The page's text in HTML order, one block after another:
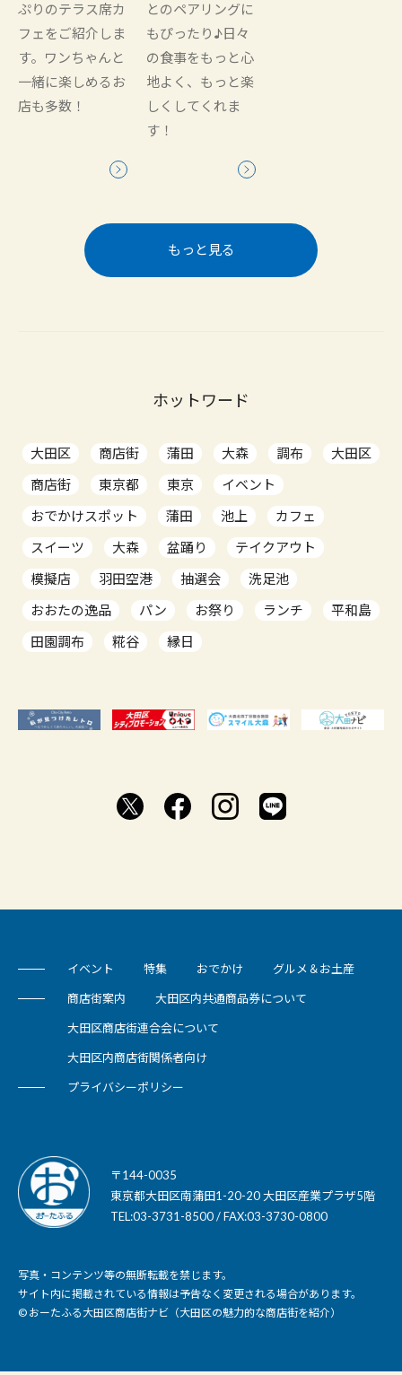
ぷりのテラス席カ
フェをご紹介しま
す。ワンちゃんと
一緒に楽しめるお
店も多数！
とのペアリングに
もぴったり♪日々
の食事をもっと心
地よく、もっと楽
しくしてくれま
す！
もっと見る
ホットワード
大田区 商店街 蒲田 大森 調布
大田区
商店街
東京都 東京
イベント
おでかけスポット
蒲田 池上
カフェ
スイーツ
大森 盆踊り
テイクアウト
模擬店
羽田空港 抽選会
洗足池
おおたの逸品
パン お祭り ランチ
平和島
田園調布
糀谷 縁日
イベント 特集 おでかけ グルメ＆お土産
商店街案内 大田区内共通商品券について
大田区商店街連合会について
大田区内商店街関係者向け
プライバシーポリシー
〒144-0035
東京都大田区南蒲田1-20-20 大田区産業プラザ5階
TEL:03-3731-8500 / FAX:03-3730-0800
写真・コンテンツ等の無断転載を禁じます。
サイト内に掲載されている情報は予告なく変更される場合があります。
© おーたふる大田区商店街ナビ（大田区の魅力的な商店街を紹介）